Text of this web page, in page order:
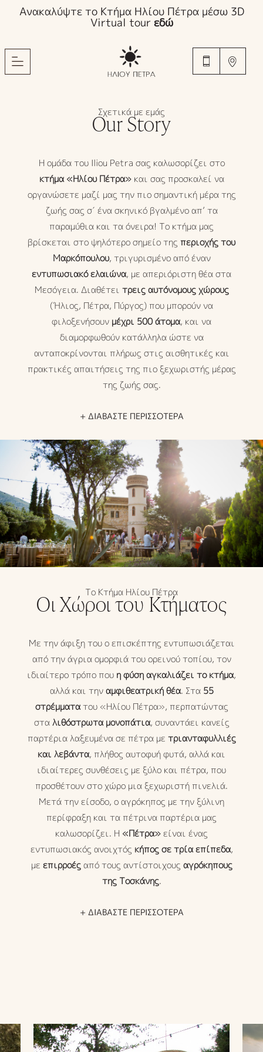
Ανακαλύψτε το Κτήμα Ηλίου Πέτρα μέσω 3D
Virtual tour εδώ
Σχετικά με εμάς
Our Story
Η ομάδα του Iliou Petra σας καλωσορίζει στο
κτήμα «Ηλίου Πέτρα»και σας προσκαλεί να
οργανώσετε μαζί μας την πιο σημαντική μέρα της
ζωής σας σ΄ ένα σκηνικό βγαλμένο απ’ τα
παραμύθια και τα όνειρα! Το κτήμα μας
βρίσκεται στο ψηλότερο σημείο της περιοχής του
Μαρκόπουλου, τριγυρισμένο από έναν
εντυπωσιακό ελαιώνα, με απεριόριστη θέα στα
Μεσόγεια. Διαθέτει τρεις αυτόνομους χώρους
(Ήλιος, Πέτρα, Πύργος) που μπορούν να
φιλοξενήσουν μέχρι 500 άτομα, και να
διαμορφωθούν κατάλληλα ώστε να
ανταποκρίνονται πλήρως στις αισθητικές και
πρακτικές απαιτήσεις της πιο ξεχωριστής μέρας
της ζωής σας.
+ ΔΙΑΒΑΣΤΕ ΠΕΡΙΣΣΟΤΕΡΑ
Το Κτήμα Ηλίου Πέτρα
Οι Χώροι του Κτήματος
Με την άφιξη του ο επισκέπτης εντυπωσιάζεται
από την άγρια ομορφιά του ορεινού τοπίου, τον
ιδιαίτερο τρόπο που η φύση αγκαλιάζει το κτήμα,
αλλά και τηναμφιθεατρική θέα. Στα 55
στρέμματατου «Ηλίου Πέτρα», περπατώντας
σταλιθόστρωτα μονοπάτια, συναντάει κανείς
παρτέρια λαξευμένα σε πέτρα με τριανταφυλλιές
και λεβάντα, πλήθος αυτοφυή φυτά, αλλά και
ιδιαίτερες συνθέσεις με ξύλο και πέτρα, που
προσθέτουν στο χώρο μια ξεχωριστή πινελιά.
Μετά την είσοδο, ο αγρόκηπος με την ξύλινη
περίφραξη και τα πέτρινα παρτέρια μας
καλωσορίζει. Η «Πέτρα»είναι ένας
εντυπωσιακός ανοιχτός κήπος σε τρία επίπεδα,
με επιρροέςαπό τους αντίστοιχους αγρόκηπους
της Τοσκάνης.
+ ΔΙΑΒΑΣΤΕ ΠΕΡΙΣΣΟΤΕΡΑ